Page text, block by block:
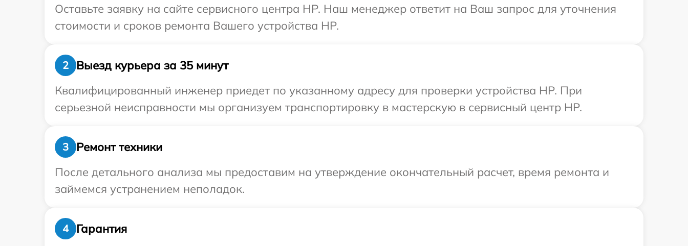
Оставьте заявку на сайте сервисного центра HP. Наш менеджер ответит на Ваш запрос для уточнения
стоимости и сроков ремонта Вашего устройства HP.
2
Выезд курьера за 35 минут
Квалифицированный инженер приедет по указанному адресу для проверки устройства HP. При
серьезной неисправности мы организуем транспортировку в мастерскую в сервисный центр HP.
3
Ремонт техники
После детального анализа мы предоставим на утверждение окончательный расчет, время ремонта и
займемся устранением неполадок.
4
Гарантия